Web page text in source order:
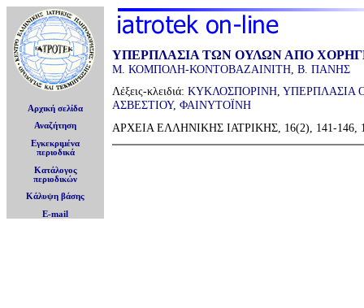
Αρχική σελίδα
Αναζήτηση
Εγκεκριμένα
περιοδικά
Κατάλογος
περιοδικών
Κάλυψη βάσης
E-mail
ΥΠΕΡΠΛΑΣΙΑ ΤΩΝ ΟΥΛΩΝ ΑΠΟ
Μ. ΚΟΜΠΟΛΗ-ΚΟΝΤΟΒΑΖΑΙΝΙΤΗ Β. ΠΑΝΗΣ
Λέξεις-κλειδιά: ΚΥΚΛΟΣΠΟΡΙΝΗ, ΥΠΕΡΠΛΑΣΙΑ
ΑΣΒΕΣΤΙΟΥ, ΦΑΙΝΥΤΟΪΝΗ
ΑΡΧΕΙΑ ΕΛΛΗΝΙΚΗΣ ΙΑΤΡΙΚΗΣ, 16(2), 141-146,